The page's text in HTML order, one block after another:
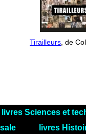
Tirailleurs, de
livres Sciences et
livres